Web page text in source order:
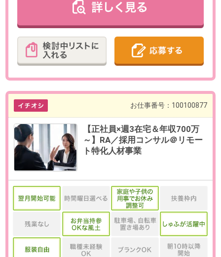
【交通費／月】支給※上限50,000円
【賞与】年2回（6月、12月）
【休日休暇】
＜年間休日126日＞
土日祝日休み、年末年始休暇、夏
季休暇（5日間）
有給休暇、育児休職制度、介護休
【福利厚生】
時見舞金、慶弔今井欽、健康診
必要経験
【必須】以下すべて満たす方
・社会人経験/ビジネスマナーのあ
る方
OAスキル -